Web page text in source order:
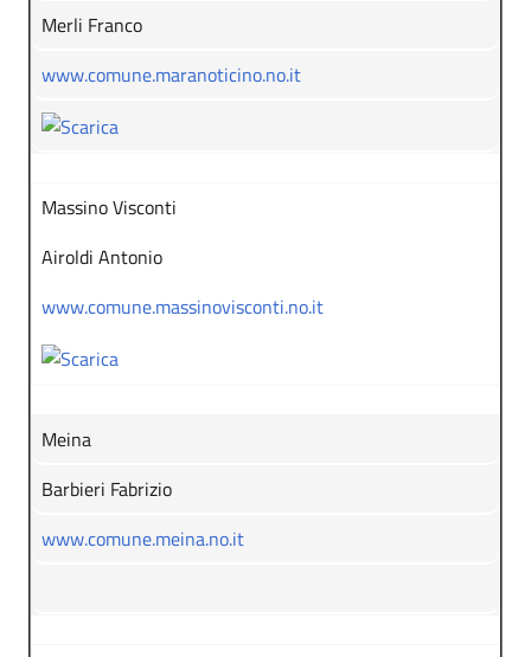
Merli Franco
www.comune.maranoticino.no.it
Massino Visconti
Airoldi Antonio
www.comune.massinovisconti.no.it
Meina
Barbieri Fabrizio
www.comune.meina.no.it